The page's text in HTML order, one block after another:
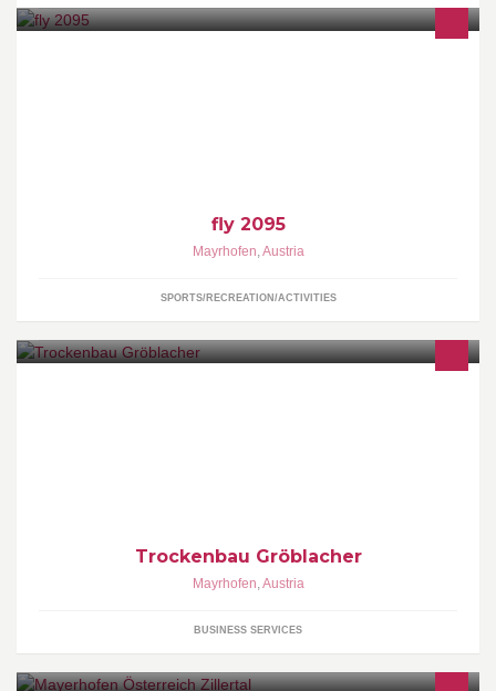
fly 2095
Mayrhofen,Austria
SPORTS/RECREATION/ACTIVITIES
Trockenbau Gröblacher
Mayrhofen,Austria
BUSINESS SERVICES